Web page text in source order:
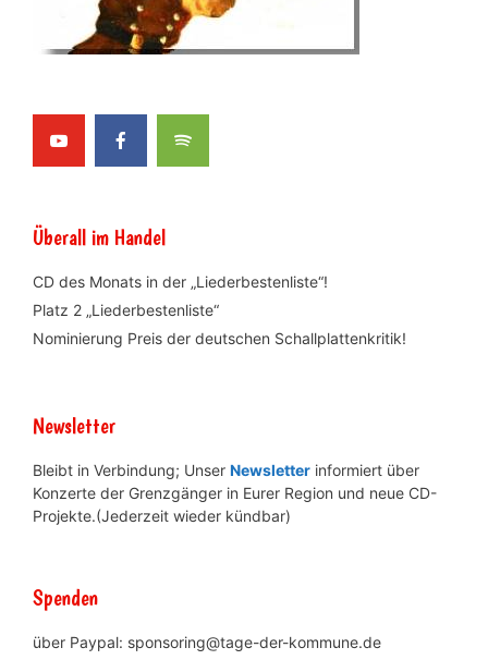
Überall im Handel
CD des Monats in der „Liederbestenliste“!
Platz 2 „Liederbestenliste“
Nominierung Preis der deutschen Schallplattenkritik!
Newsletter
Bleibt in Verbindung; Unser Newsletter informiert über
Konzerte der Grenzgänger in Eurer Region und neue CD-
Projekte.(Jederzeit wieder kündbar)
Spenden
über Paypal: sponsoring@tage-der-kommune.de